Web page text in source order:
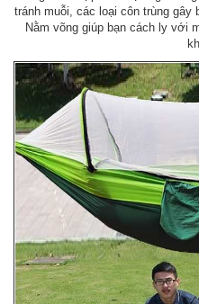
tránh muỗi, các loại côn trùng gây
Nằm võng giúp bạn cách ly với